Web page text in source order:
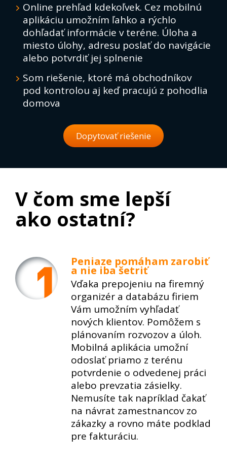
Online prehľad kdekoľvek. Cez mobilnú
aplikáciu umožním ľahko a rýchlo
dohľadať informácie v teréne. Úloha a
miesto úlohy, adresu poslať do navigácie
alebo potvrdiť jej splnenie
Som riešenie, ktoré má obchodníkov
pod kontrolou aj keď pracujú z pohodlia
domova
Dopytovať riešenie
V čom sme lepší
ako ostatní?
Peniaze pomáham zarobiť
a nie iba šetriť
Vďaka prepojeniu na firemný
organizér a databázu firiem
Vám umožním vyhľadať
nových klientov. Pomôžem s
plánovaním rozvozov a úloh.
Mobilná aplikácia umožní
odoslať priamo z terénu
potvrdenie o odvedenej práci
alebo prevzatia zásielky.
Nemusíte tak napríklad čakať
na návrat zamestnancov zo
zákazky a rovno máte podklad
pre fakturáciu.